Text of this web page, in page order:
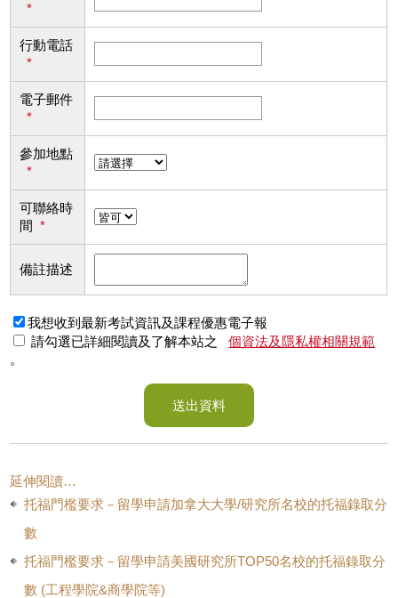
*
行動電話
*
電子郵件
*
參加地點
*
可聯絡時
間 *
備註描述
我想收到最新考試資訊及課程優惠電子報
請勾選已詳細閱讀及了解本站之
個資法及隱私權相關規範
。
送出資料
延伸閱讀…
托福門檻要求－留學申請加拿大大學/研究所名校的托福錄取分
數
托福門檻要求－留學申請美國研究所TOP50名校的托福錄取分
數 (工程學院&商學院等)